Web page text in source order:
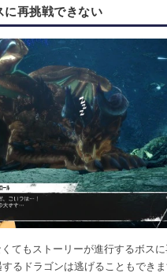
に再挑戦できない
てもストーリーが進行するボス
るドラゴンは逃げることもでき